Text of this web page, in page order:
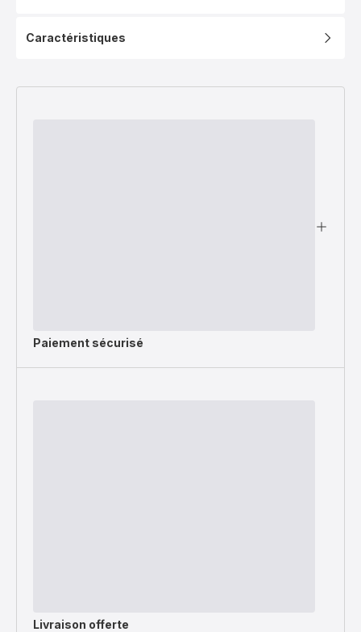
Caractéristiques
Paiement sécurisé
Livraison offerte